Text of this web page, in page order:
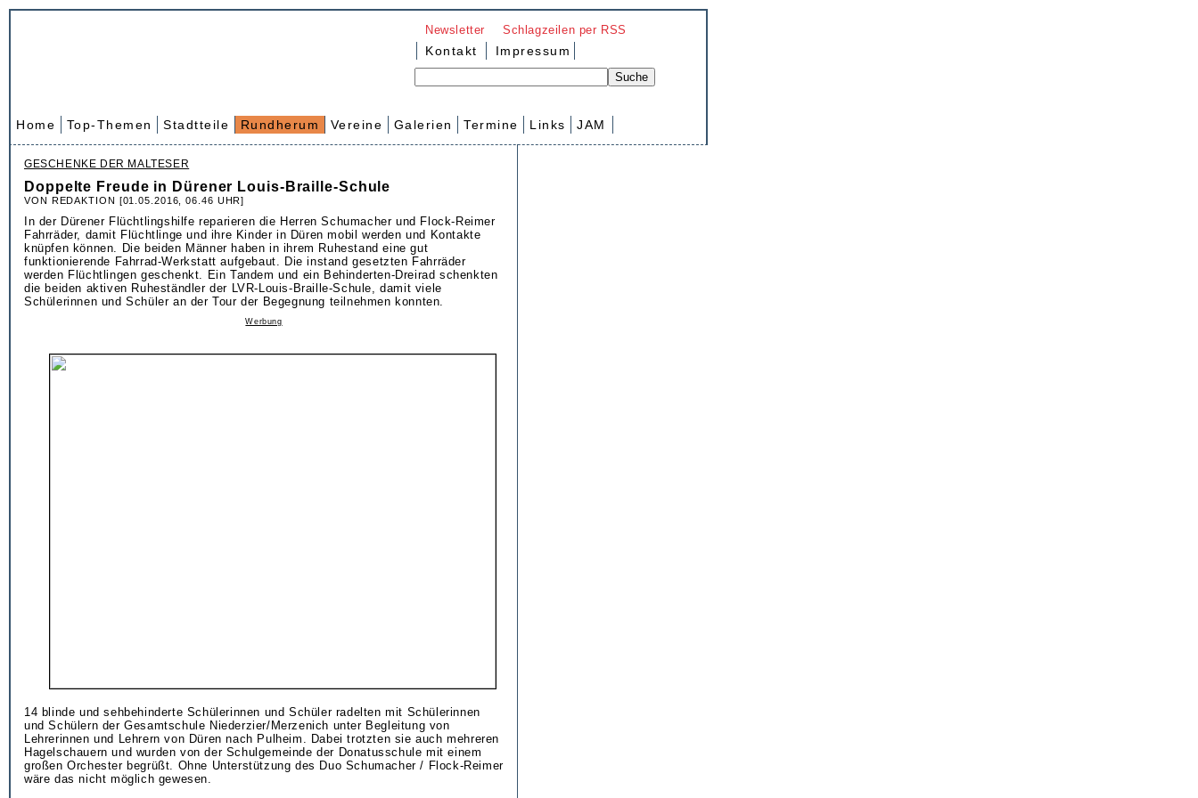
Newsletter Schlagzeilen per RSS
Kontakt Impressum
Home Top-Themen Stadtteile Rundherum Vereine Galerien Termine Links JAM
GESCHENKE DER MALTESER
Doppelte Freude in Dürener Louis-Braille-Schule
VON REDAKTION [01.05.2016, 06.46 UHR]
In der Dürener Flüchtlingshilfe reparieren die Herren Schumacher und Flock-Reimer
Fahrräder, damit Flüchtlinge und ihre Kinder in Düren mobil werden und Kontakte
knüpfen können. Die beiden Männer haben in ihrem Ruhestand eine gut
funktionierende Fahrrad-Werkstatt aufgebaut. Die instand gesetzten Fahrräder
werden Flüchtlingen geschenkt. Ein Tandem und ein Behinderten-Dreirad schenkten
die beiden aktiven Ruheständler der LVR-Louis-Braille-Schule, damit viele
Schülerinnen und Schüler an der Tour der Begegnung teilnehmen konnten.
Werbung
14 blinde und sehbehinderte Schülerinnen und Schüler radelten mit Schülerinnen
und Schülern der Gesamtschule Niederzier/Merzenich unter Begleitung von
Lehrerinnen und Lehrern von Düren nach Pulheim. Dabei trotzten sie auch mehreren
Hagelschauern und wurden von der Schulgemeinde der Donatusschule mit einem
großen Orchester begrüßt. Ohne Unterstützung des Duo Schumacher / Flock-Reimer
wäre das nicht möglich gewesen.